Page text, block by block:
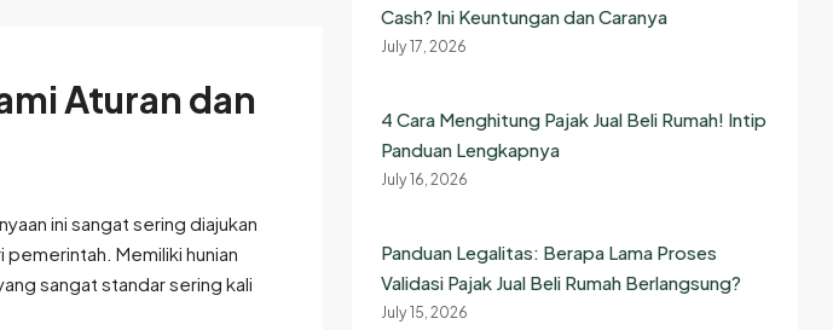
Aturan dan
ini sangat sering diajukan
pemerintah. Memiliki hunian
sangat standar sering kali
Cash? Ini Keuntungan dan Caranya
July 17, 2026
4 Cara Menghitung Pajak Jual Beli Rumah! Intip
Panduan Lengkapnya
July 16, 2026
Panduan Legalitas: Berapa Lama Proses
Validasi Pajak Jual Beli Rumah Berlangsung?
July 15, 2026